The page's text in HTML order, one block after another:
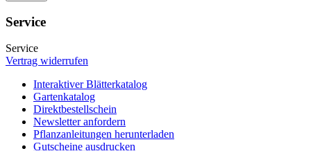
Service
Service
Vertrag widerrufen
Interaktiver Blätterkatalog
Gartenkatalog
Direktbestellschein
Newsletter anfordern
Pflanzanleitungen herunterladen
Gutscheine ausdrucken